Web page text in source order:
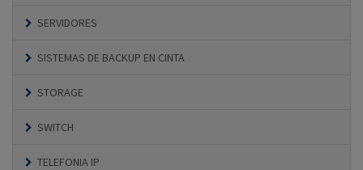
SERVIDORES
SISTEMAS DE BACKUP EN CINTA
STORAGE
SWITCH
TELEFONIA IP